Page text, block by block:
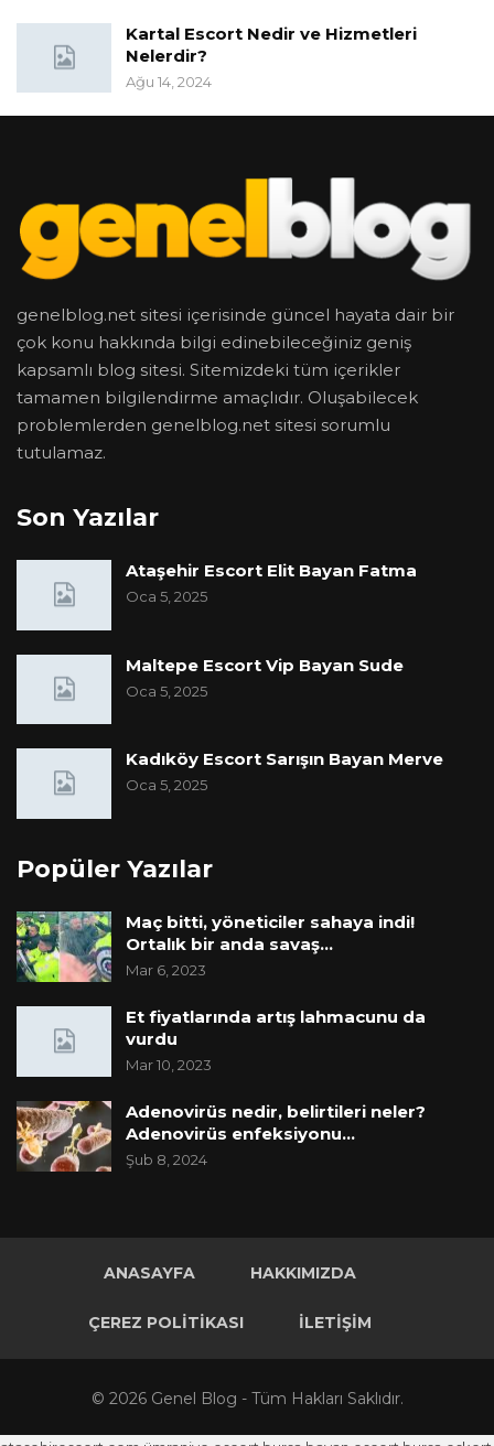
Kartal Escort Nedir ve Hizmetleri
Nelerdir?
Ağu 14, 2024
genelblog.net sitesi içerisinde güncel hayata dair bir
çok konu hakkında bilgi edinebileceğiniz geniş
kapsamlı blog sitesi. Sitemizdeki tüm içerikler
tamamen bilgilendirme amaçlıdır. Oluşabilecek
problemlerden genelblog.net sitesi sorumlu
tutulamaz.
Son Yazılar
Ataşehir Escort Elit Bayan Fatma
Oca 5, 2025
Maltepe Escort Vip Bayan Sude
Oca 5, 2025
Kadıköy Escort Sarışın Bayan Merve
Oca 5, 2025
Popüler Yazılar
Maç bitti, yöneticiler sahaya indi!
Ortalık bir anda savaş…
Mar 6, 2023
Et fiyatlarında artış lahmacunu da
vurdu
Mar 10, 2023
Adenovirüs nedir, belirtileri neler?
Adenovirüs enfeksiyonu…
Şub 8, 2024
ANASAYFA HAKKIMIZDA
ÇEREZ POLITIKASI İLETIŞIM
© 2026 Genel Blog - Tüm Hakları Saklıdır.